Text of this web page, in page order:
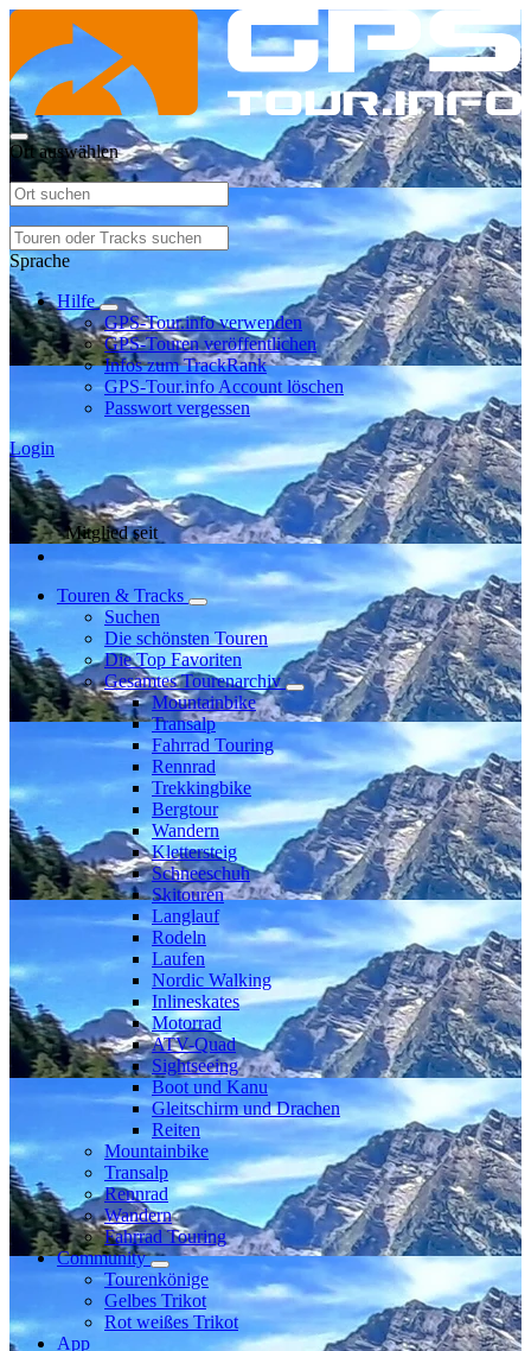
Ort auswählen
Sprache
Hilfe
GPS-Tour.info verwenden
GPS-Touren veröffentlichen
Infos zum TrackRank
GPS-Tour.info Account löschen
Passwort vergessen
Login
Mitglied seit
Touren & Tracks
Suchen
Die schönsten Touren
Die Top Favoriten
Gesamtes Tourenarchiv
Mountainbike
Transalp
Fahrrad Touring
Rennrad
Trekkingbike
Bergtour
Wandern
Klettersteig
Schneeschuh
Skitouren
Langlauf
Rodeln
Laufen
Nordic Walking
Inlineskates
Motorrad
ATV-Quad
Sightseeing
Boot und Kanu
Gleitschirm und Drachen
Reiten
Mountainbike
Transalp
Rennrad
Wandern
Fahrrad Touring
Community
Tourenkönige
Gelbes Trikot
Rot weißes Trikot
App